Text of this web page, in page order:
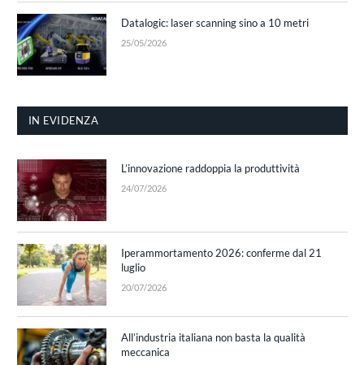
Datalogic: laser scanning sino a 10 metri
25/05/2026
IN EVIDENZA
L’innovazione raddoppia la produttività
24/07/2026
Iperammortamento 2026: conferme dal 21
luglio
20/07/2026
All’industria italiana non basta la qualità
meccanica